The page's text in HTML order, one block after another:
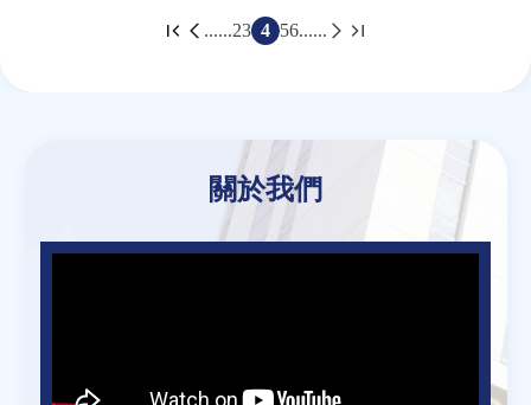
......23 4 56......
關於我們